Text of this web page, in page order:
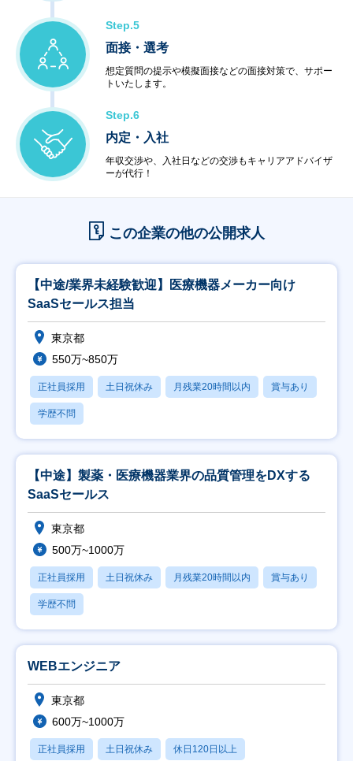
Step.5
面接・選考
想定質問の提示や模擬面接などの面接対策で、サポー
トいたします。
Step.6
内定・入社
年収交渉や、入社日などの交渉もキャリアアドバイザ
ーが代行！
この企業の他の公開求人
【中途/業界未経験歓迎】医療機器メーカー向け
SaaSセールス担当
東京都
550万~850万
正社員採用 土日祝休み 月残業20時間以内 賞与あり
学歴不問
【中途】製薬・医療機器業界の品質管理をDXする
SaaSセールス
東京都
500万~1000万
正社員採用 土日祝休み 月残業20時間以内 賞与あり
学歴不問
WEBエンジニア
東京都
600万~1000万
正社員採用 土日祝休み 休日120日以上